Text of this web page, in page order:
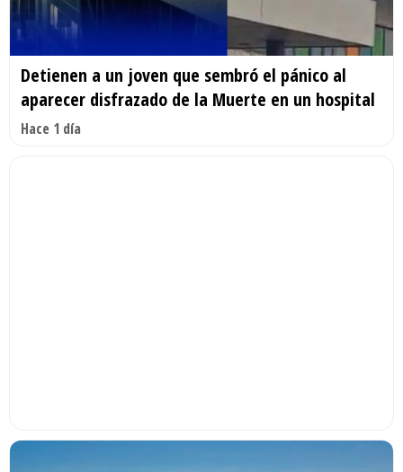
Detienen a un joven que sembró el pánico al
aparecer disfrazado de la Muerte en un hospital
Hace 1 día